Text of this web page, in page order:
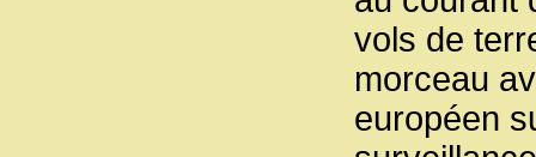
vols de
morceau
européen